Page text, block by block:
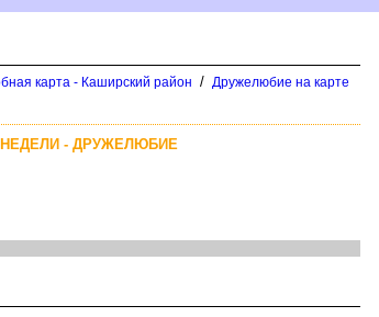
карта - Каширский район / Дружелюбие на карте
- ДРУЖЕЛЮБИЕ